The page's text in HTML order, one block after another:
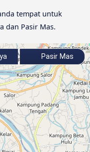
tempat untuk
dan Pasir Mas.
Pasir Mas